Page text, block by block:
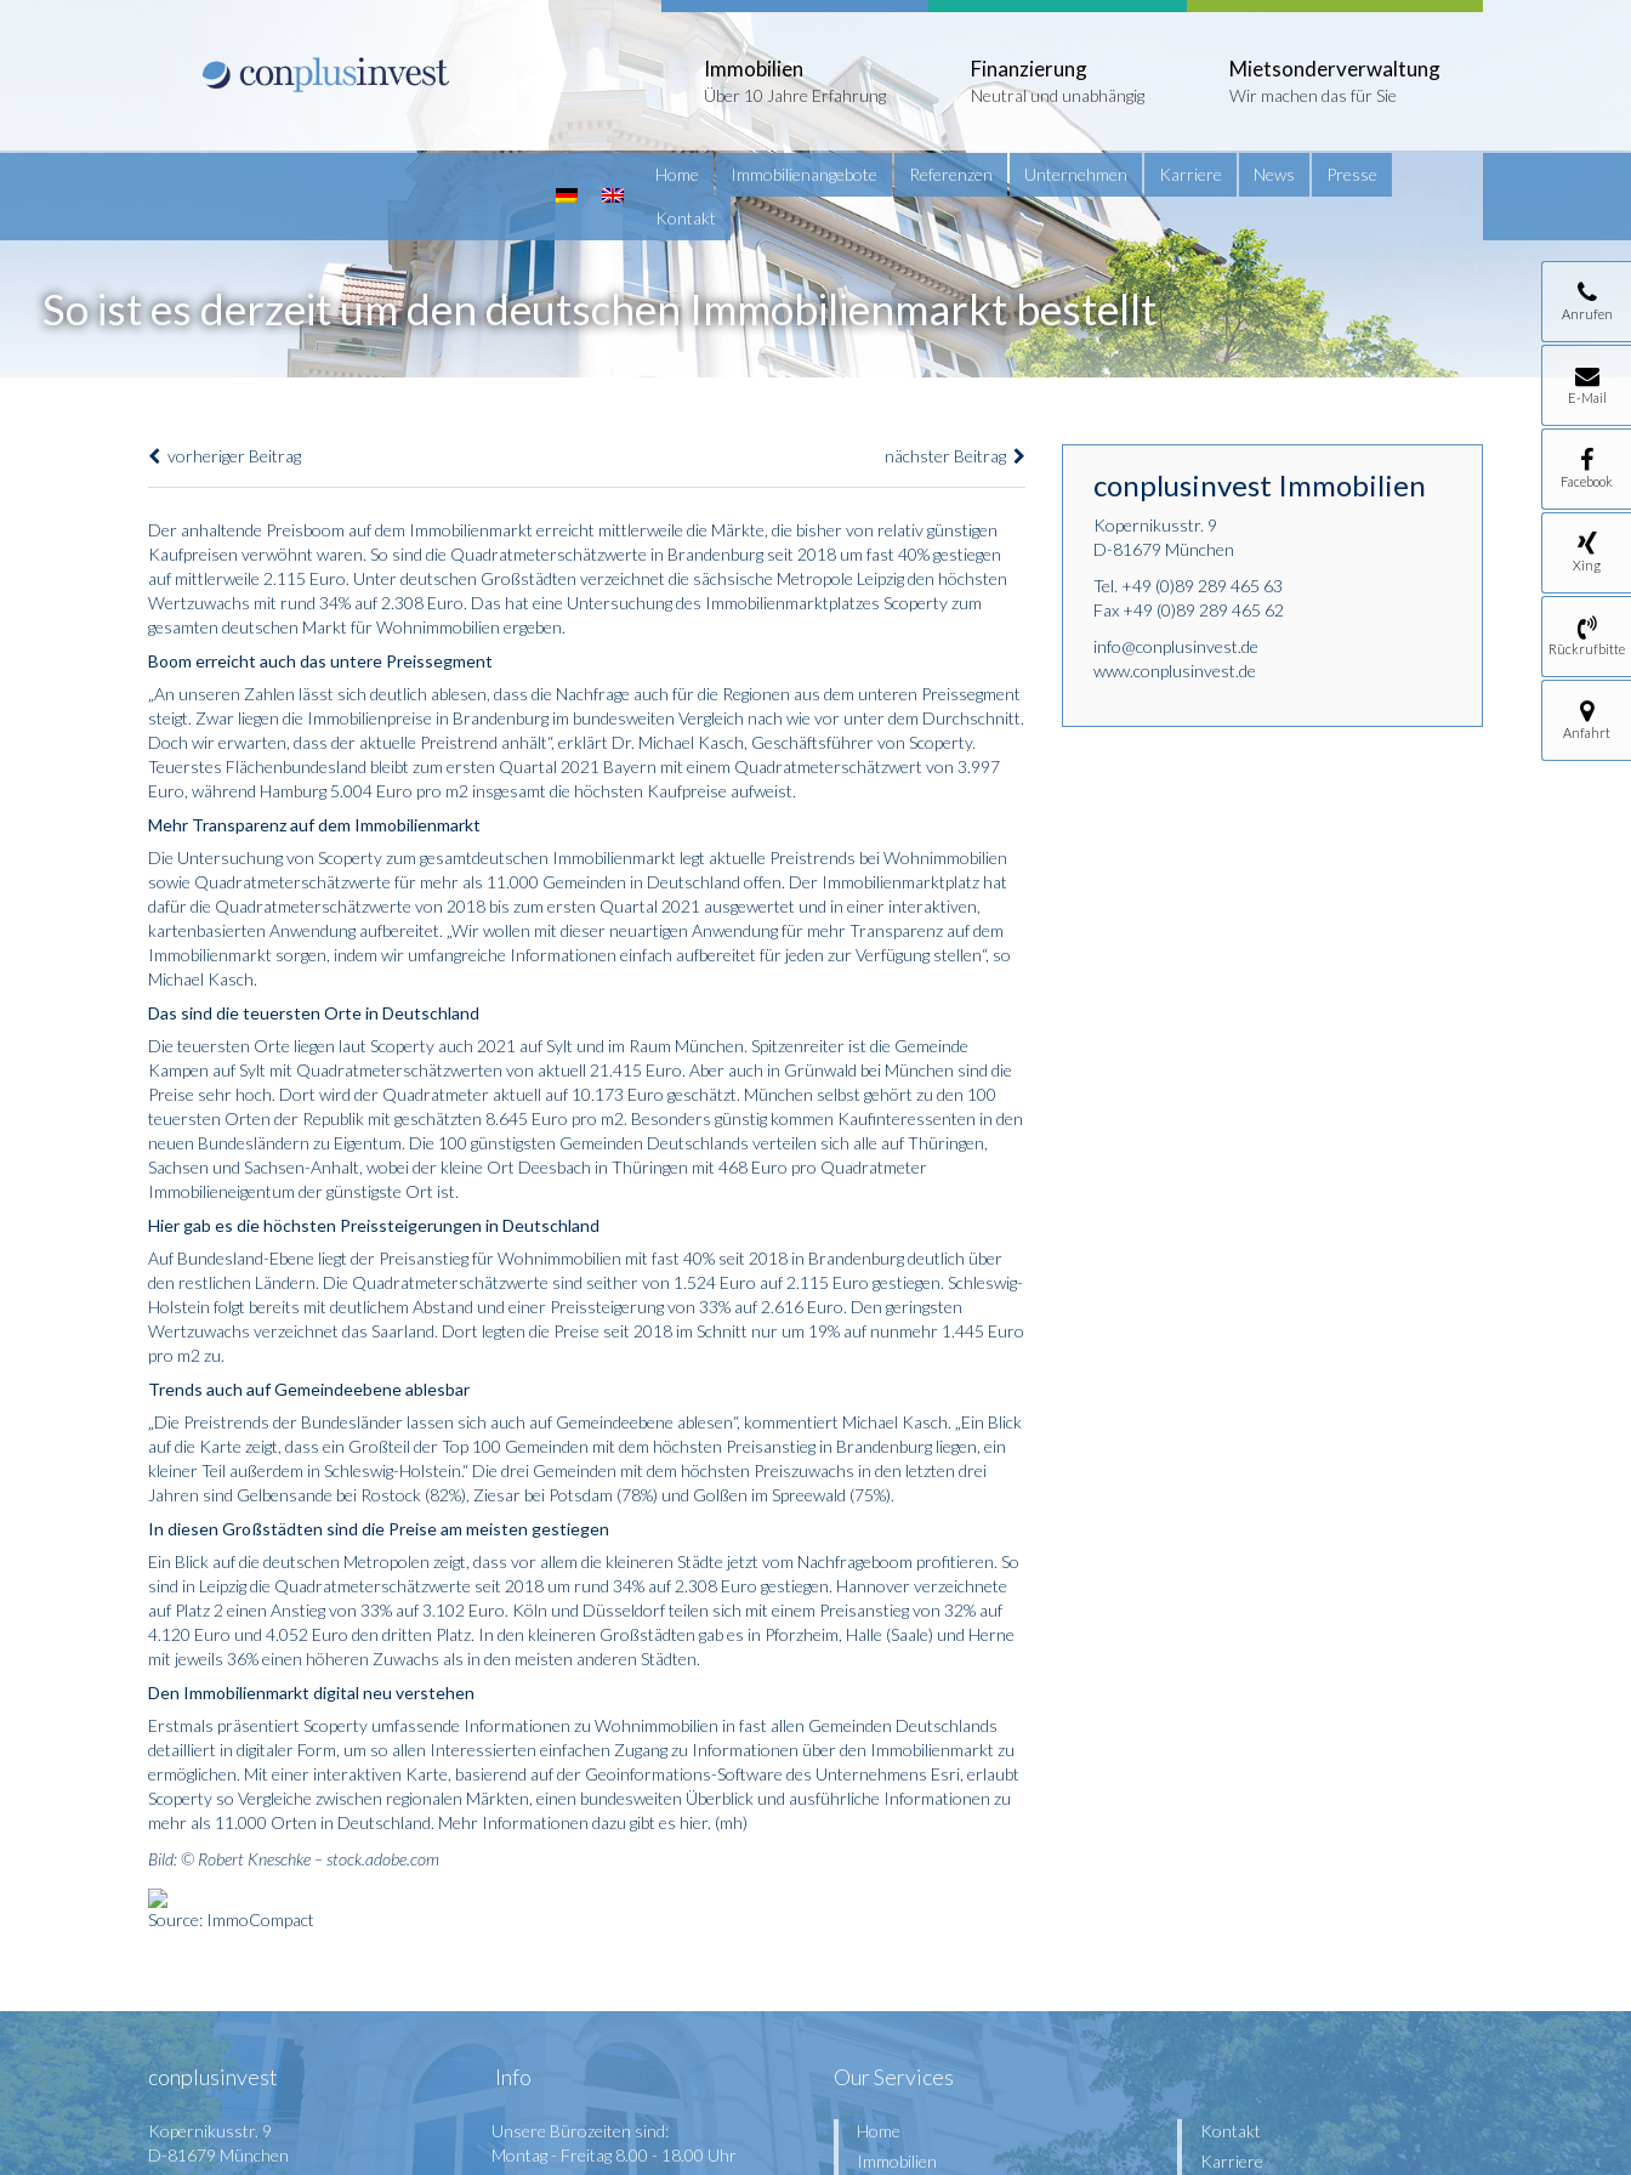
Immobilien
Über 10 Jahre Erfahrung
Finanzierung
Neutral und unabhängig
Mietsonderverwaltung
Wir machen das für Sie
Home Immobilienangebote Referenzen Unternehmen Karriere News Presse
Kontakt
So ist es derzeit um den deutschen Immobilienmarkt bestellt Anrufen
E-Mail
Facebook
Xing
Rückrufbitte
Anfahrt
vorheriger Beitrag nächster Beitrag
Der anhaltende Preisboom auf dem Immobilienmarkt erreicht mittlerweile die Märkte, die bisher von relativ günstigen
Kaufpreisen verwöhnt waren. So sind die Quadratmeterschätzwerte in Brandenburg seit 2018 um fast 40% gestiegen
auf mittlerweile 2.115 Euro. Unter deutschen Großstädten verzeichnet die sächsische Metropole Leipzig den höchsten
Wertzuwachs mit rund 34% auf 2.308 Euro. Das hat eine Untersuchung des Immobilienmarktplatzes Scoperty zum
gesamten deutschen Markt für Wohnimmobilien ergeben.
Boom erreicht auch das untere Preissegment
„An unseren Zahlen lässt sich deutlich ablesen, dass die Nachfrage auch für die Regionen aus dem unteren Preissegment
steigt. Zwar liegen die Immobilienpreise in Brandenburg im bundesweiten Vergleich nach wie vor unter dem Durchschnitt.
Doch wir erwarten, dass der aktuelle Preistrend anhält“, erklärt Dr. Michael Kasch, Geschäftsführer von Scoperty.
Teuerstes Flächenbundesland bleibt zum ersten Quartal 2021 Bayern mit einem Quadratmeterschätzwert von 3.997
Euro, während Hamburg 5.004 Euro pro m2 insgesamt die höchsten Kaufpreise aufweist.
Mehr Transparenz auf dem Immobilienmarkt
Die Untersuchung von Scoperty zum gesamtdeutschen Immobilienmarkt legt aktuelle Preistrends bei Wohnimmobilien
sowie Quadratmeterschätzwerte für mehr als 11.000 Gemeinden in Deutschland offen. Der Immobilienmarktplatz hat
dafür die Quadratmeterschätzwerte von 2018 bis zum ersten Quartal 2021 ausgewertet und in einer interaktiven,
kartenbasierten Anwendung aufbereitet. „Wir wollen mit dieser neuartigen Anwendung für mehr Transparenz auf dem
Immobilienmarkt sorgen, indem wir umfangreiche Informationen einfach aufbereitet für jeden zur Verfügung stellen“, so
Michael Kasch.
Das sind die teuersten Orte in Deutschland
Die teuersten Orte liegen laut Scoperty auch 2021 auf Sylt und im Raum München. Spitzenreiter ist die Gemeinde
Kampen auf Sylt mit Quadratmeterschätzwerten von aktuell 21.415 Euro. Aber auch in Grünwald bei München sind die
Preise sehr hoch. Dort wird der Quadratmeter aktuell auf 10.173 Euro geschätzt. München selbst gehört zu den 100
teuersten Orten der Republik mit geschätzten 8.645 Euro pro m2. Besonders günstig kommen Kaufinteressenten in den
neuen Bundesländern zu Eigentum. Die 100 günstigsten Gemeinden Deutschlands verteilen sich alle auf Thüringen,
Sachsen und Sachsen-Anhalt, wobei der kleine Ort Deesbach in Thüringen mit 468 Euro pro Quadratmeter
Immobilieneigentum der günstigste Ort ist.
Hier gab es die höchsten Preissteigerungen in Deutschland
Auf Bundesland-Ebene liegt der Preisanstieg für Wohnimmobilien mit fast 40% seit 2018 in Brandenburg deutlich über
den restlichen Ländern. Die Quadratmeterschätzwerte sind seither von 1.524 Euro auf 2.115 Euro gestiegen. Schleswig-
Holstein folgt bereits mit deutlichem Abstand und einer Preissteigerung von 33% auf 2.616 Euro. Den geringsten
Wertzuwachs verzeichnet das Saarland. Dort legten die Preise seit 2018 im Schnitt nur um 19% auf nunmehr 1.445 Euro
pro m2 zu.
Trends auch auf Gemeindeebene ablesbar
„Die Preistrends der Bundesländer lassen sich auch auf Gemeindeebene ablesen“, kommentiert Michael Kasch. „Ein Blick
auf die Karte zeigt, dass ein Großteil der Top 100 Gemeinden mit dem höchsten Preisanstieg in Brandenburg liegen, ein
kleiner Teil außerdem in Schleswig-Holstein.“ Die drei Gemeinden mit dem höchsten Preiszuwachs in den letzten drei
Jahren sind Gelbensande bei Rostock (82%), Ziesar bei Potsdam (78%) und Golßen im Spreewald (75%).
In diesen Großstädten sind die Preise am meisten gestiegen
Ein Blick auf die deutschen Metropolen zeigt, dass vor allem die kleineren Städte jetzt vom Nachfrageboom profitieren. So
sind in Leipzig die Quadratmeterschätzwerte seit 2018 um rund 34% auf 2.308 Euro gestiegen. Hannover verzeichnete
auf Platz 2 einen Anstieg von 33% auf 3.102 Euro. Köln und Düsseldorf teilen sich mit einem Preisanstieg von 32% auf
4.120 Euro und 4.052 Euro den dritten Platz. In den kleineren Großstädten gab es in Pforzheim, Halle (Saale) und Herne
mit jeweils 36% einen höheren Zuwachs als in den meisten anderen Städten.
Den Immobilienmarkt digital neu verstehen
Erstmals präsentiert Scoperty umfassende Informationen zu Wohnimmobilien in fast allen Gemeinden Deutschlands
detailliert in digitaler Form, um so allen Interessierten einfachen Zugang zu Informationen über den Immobilienmarkt zu
ermöglichen. Mit einer interaktiven Karte, basierend auf der Geoinformations-Software des Unternehmens Esri, erlaubt
Scoperty so Vergleiche zwischen regionalen Märkten, einen bundesweiten Überblick und ausführliche Informationen zu
mehr als 11.000 Orten in Deutschland. Mehr Informationen dazu gibt es hier. (mh)
Bild: © Robert Kneschke – stock.adobe.com
Source: ImmoCompact
conplusinvest Immobilien
Kopernikusstr. 9
D-81679 München
Tel. +49 (0)89 289 465 63
Fax +49 (0)89 289 465 62
info@conplusinvest.de
www.conplusinvest.de
conplusinvest
Kopernikusstr. 9
D-81679 München
Info
Unsere Bürozeiten sind:
Montag - Freitag 8.00 - 18.00 Uhr
Our Services
Home
Immobilien
Kontakt
Karriere